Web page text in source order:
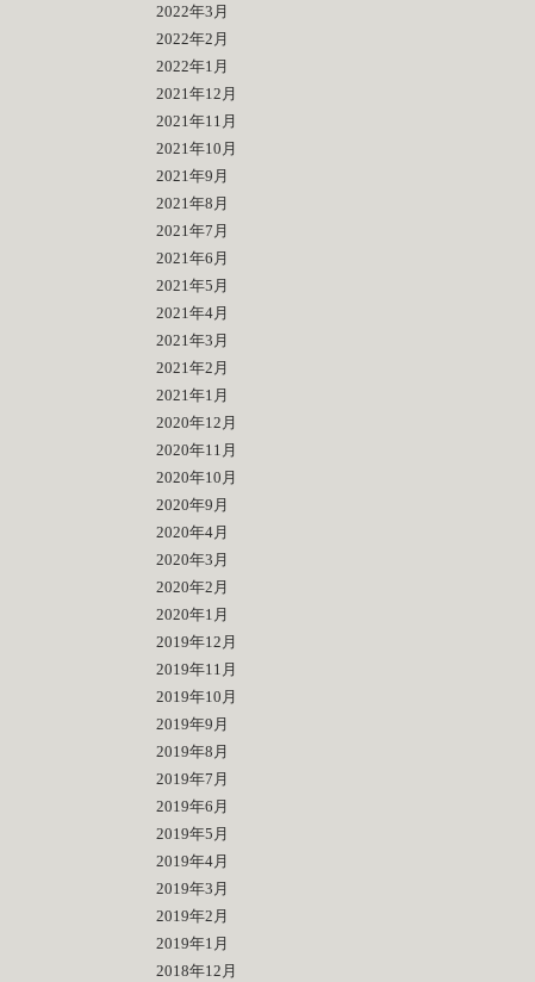
2022年3月
2022年2月
2022年1月
2021年12月
2021年11月
2021年10月
2021年9月
2021年8月
2021年7月
2021年6月
2021年5月
2021年4月
2021年3月
2021年2月
2021年1月
2020年12月
2020年11月
2020年10月
2020年9月
2020年4月
2020年3月
2020年2月
2020年1月
2019年12月
2019年11月
2019年10月
2019年9月
2019年8月
2019年7月
2019年6月
2019年5月
2019年4月
2019年3月
2019年2月
2019年1月
2018年12月